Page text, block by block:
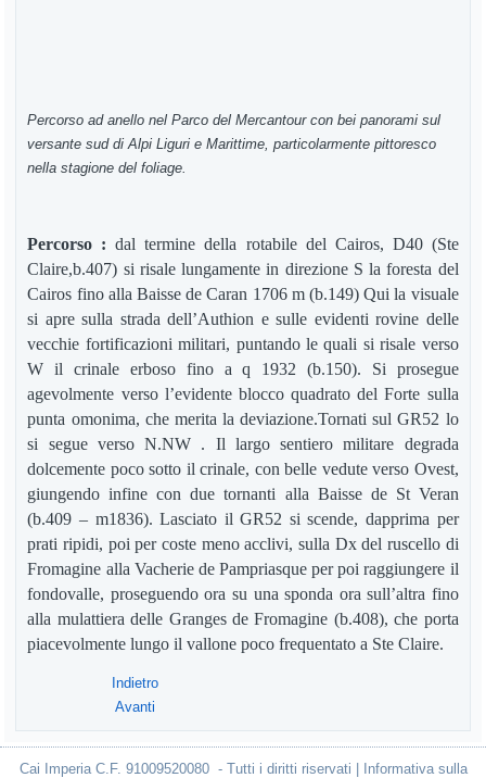
Percorso ad anello nel Parco del Mercantour con bei panorami sul
versante sud di Alpi Liguri e Marittime, particolarmente pittoresco
nella stagione del foliage.
Percorso :dal termine della rotabile del Cairos, D40 (Ste
Claire,b.407) si risale lungamente in direzione S la foresta del
Cairos fino alla Baisse de Caran 1706 m (b.149) Qui la visuale
si apre sulla strada dell’Authion e sulle evidenti rovine delle
vecchie fortificazioni militari, puntando le quali si risale verso
W il crinale erboso fino a q 1932 (b.150). Si prosegue
agevolmente verso l’evidente blocco quadrato del Forte sulla
punta omonima, che merita la deviazione.Tornati sul GR52 lo
si segue verso N.NW . Il largo sentiero militare degrada
dolcemente poco sotto il crinale, con belle vedute verso Ovest,
giungendo infine con due tornanti alla Baisse de St Veran
(b.409 – m1836). Lasciato il GR52 si scende, dapprima per
prati ripidi, poi per coste meno acclivi, sulla Dx del ruscello di
Fromagine alla Vacherie de Pampriasque per poi raggiungere il
fondovalle, proseguendo ora su una sponda ora sull’altra fino
alla mulattiera delle Granges de Fromagine (b.408), che porta
piacevolmente lungo il vallone poco frequentato a Ste Claire.
Indietro
Avanti
Cai Imperia C.F. 91009520080 - Tutti i diritti riservati | Informativa sulla